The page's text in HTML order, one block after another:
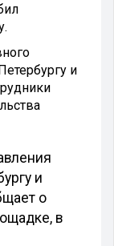
и
и
о
в